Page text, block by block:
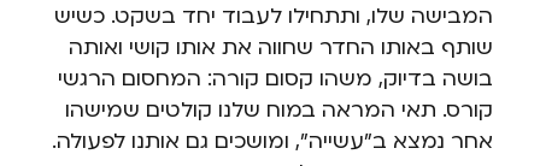
המבישה שלו, ותתחילו לעבוד יחד בשקט. כשיש
שותף באותו החדר שחווה את אותו קושי ואותה
בושה בדיוק, משהו קסום קורה: המחסום הרגשי
קורס. תאי המראה במוח שלנו קולטים שמישהו
אחר נמצא ב"עשייה", ומושכים גם אותנו לפעולה.